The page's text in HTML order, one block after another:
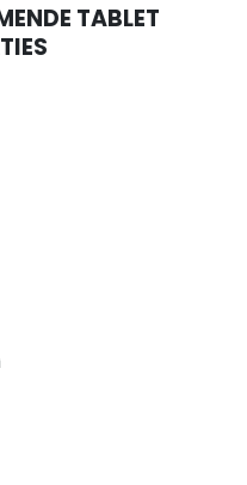
TABLET